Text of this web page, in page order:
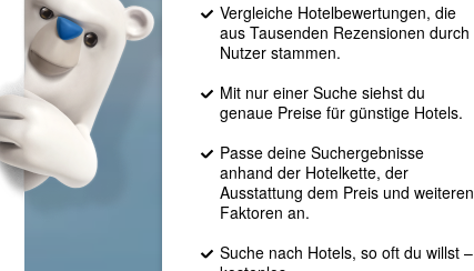
Vergleiche Hotelbewertungen, die
aus Tausenden Rezensionen durch
Nutzer stammen.
Mit nur einer Suche siehst du
genaue Preise für günstige Hotels.
Passe deine Suchergebnisse
anhand der Hotelkette, der
Ausstattung dem Preis und weiteren
Faktoren an.
Suche nach Hotels, so oft du willst –